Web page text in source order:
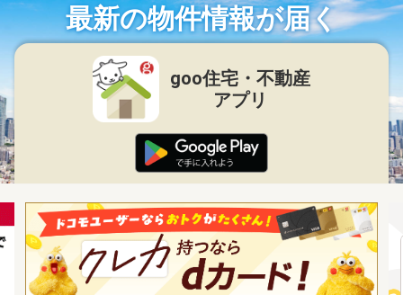
最新の物件情報が届く
goo住宅・不動産
アプリ